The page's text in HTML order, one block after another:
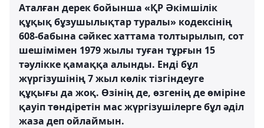
Аталған дерек бойынша «ҚР Әкімшілік
құқық бұзушылықтар туралы» кодексінің
608-бабына сәйкес хаттама толтырылып, сот
шешімімен 1979 жылы туған тұрғын 15
тәулікке қамаққа алынды. Енді бұл
жүргізушінің 7 жыл көлік тізгіндеуге
құқығы да жоқ. Өзінің де, өзгенің де өміріне
қауіп төндіретін мас жүргізушілерге бұл әділ
жаза деп ойлаймын.